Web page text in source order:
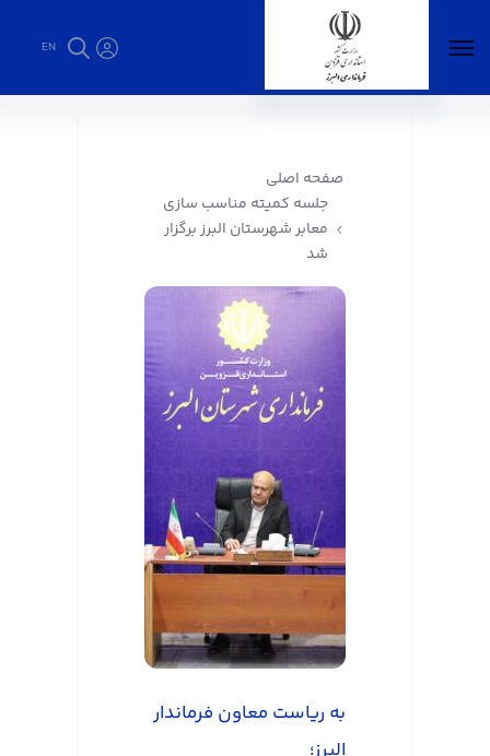
EN
صفحه اصلی
جلسه کمیته مناسب سازی
معابر شهرستان البرز برگزار
شد
به ریاست معاون فرماندار